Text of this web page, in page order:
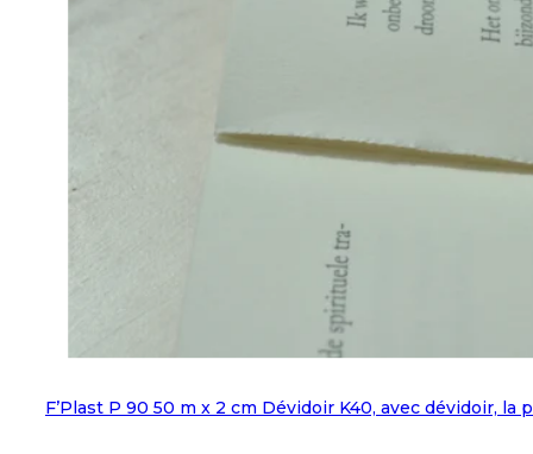
F’Plast P 90 50 m x 2 cm Dévidoir K40, avec dévidoir, la